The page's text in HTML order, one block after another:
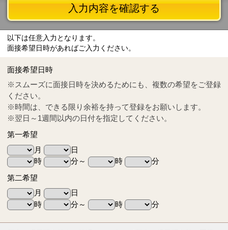
Tel
0570-55-0314
入力内容を確認する
以下は任意入力となります。
面接希望日時があればご入力ください。
面接希望日時
※スムーズに面接日時を決めるためにも、複数の希望をご登録
ください。
※時間は、できる限り余裕を持って登録をお願いします。
※翌日～1週間以内の日付を指定してください。
第一希望
月
日
時
分～ 時
分
第二希望
月
日
時
分～ 時 分